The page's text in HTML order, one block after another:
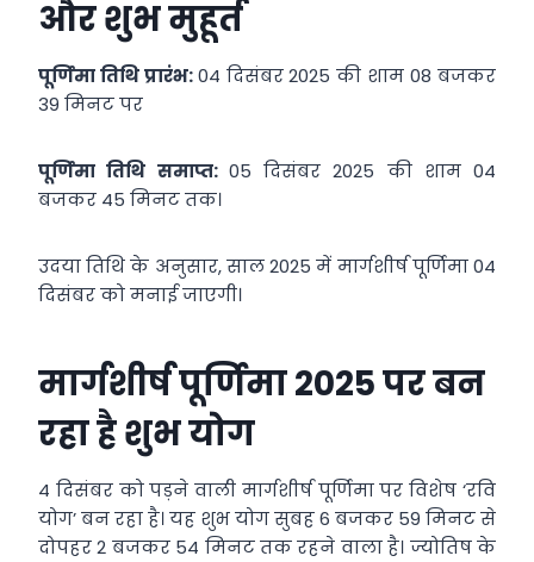
और शुभ मुहूर्त
पूर्णिमा तिथि प्रारंभ:04 दिसंबर 2025 की शाम 08 बजकर
39 मिनट पर
पूर्णिमा तिथि समाप्त: 05 दिसंबर 2025 की शाम 04
बजकर 45 मिनट तक।
उदया तिथि के अनुसार, साल 2025 में मार्गशीर्ष पूर्णिमा 04
दिसंबर को मनाई जाएगी।
मार्गशीर्ष पूर्णिमा 2025 पर बन
रहा है शुभ योग
4 दिसंबर को पड़ने वाली मार्गशीर्ष पूर्णिमा पर विशेष ‘रवि
योग’ बन रहा है। यह शुभ योग सुबह 6 बजकर 59 मिनट से
दोपहर 2 बजकर 54 मिनट तक रहने वाला है। ज्योतिष के